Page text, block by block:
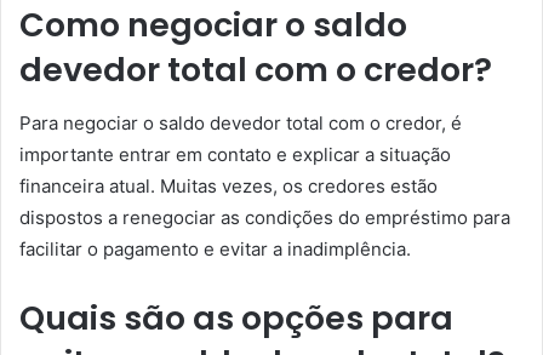
Como negociar o saldo
devedor total com o credor?
Para negociar o saldo devedor total com o credor, é
importante entrar em contato e explicar a situação
financeira atual. Muitas vezes, os credores estão
dispostos a renegociar as condições do empréstimo para
facilitar o pagamento e evitar a inadimplência.
Quais são as opções para